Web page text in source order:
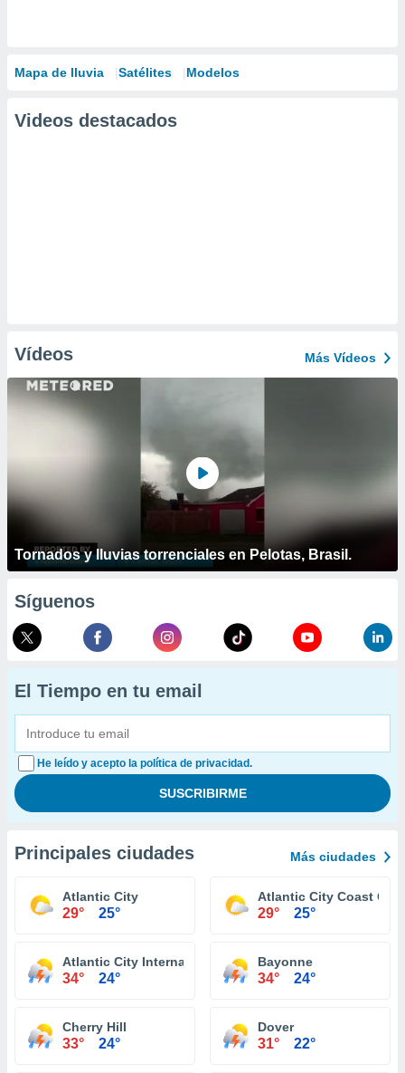
Mapa de lluvia Satélites Modelos
Videos destacados
Vídeos Más Vídeos
Tornados y lluvias torrenciales en Pelotas, Brasil.
Síguenos
El Tiempo en tu email
He leído y acepto la política de privacidad.
Principales ciudades Más ciudades
Atlantic City
29° 25°
Atlantic City Coast
29° 25°
Atlantic City International Airport
34° 24°
Bayonne
34° 24°
Cherry Hill
33° 24°
Dover
31° 22°